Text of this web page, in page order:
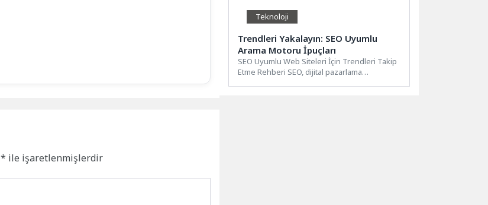
* ile işaretlenmişlerdir
Teknoloji
Trendleri Yakalayın: SEO Uyumlu
Arama Motoru İpuçları
SEO Uyumlu Web Siteleri İçin Trendleri Takip
Etme Rehberi SEO, dijital pazarlama